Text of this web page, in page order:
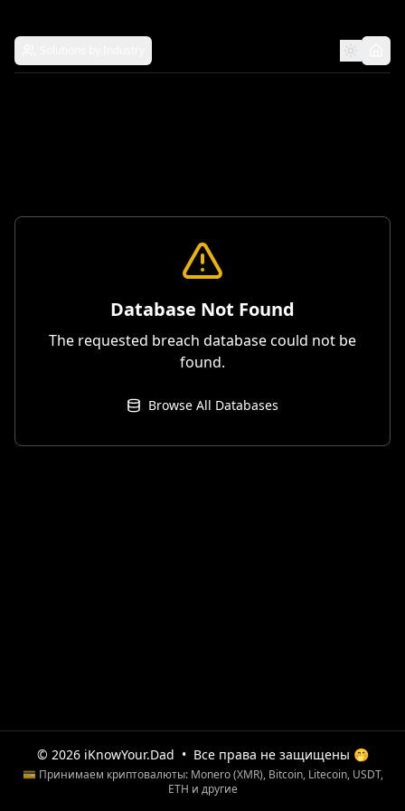
Database Not Found
The requested breach database could not be
found.
Browse All Databases
© 2026 iKnowYour.Dad • Все права не защищены 🤭
💳 Принимаем криптовалюты: Monero (XMR), Bitcoin, Litecoin, USDT,
ETH и другие